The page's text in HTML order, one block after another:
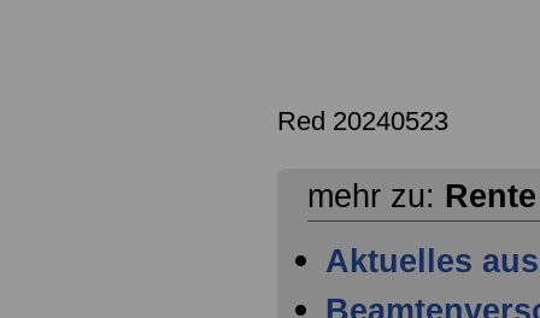
Red 20240523
mehr zu:
Aktuelles